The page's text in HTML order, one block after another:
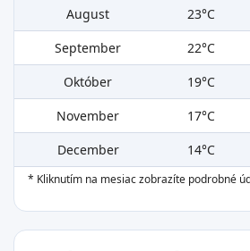
August
23°C
September
22°C
Október
19°C
November
17°C
December
14°C
* Kliknutím na mesiac zobrazíte podrobné